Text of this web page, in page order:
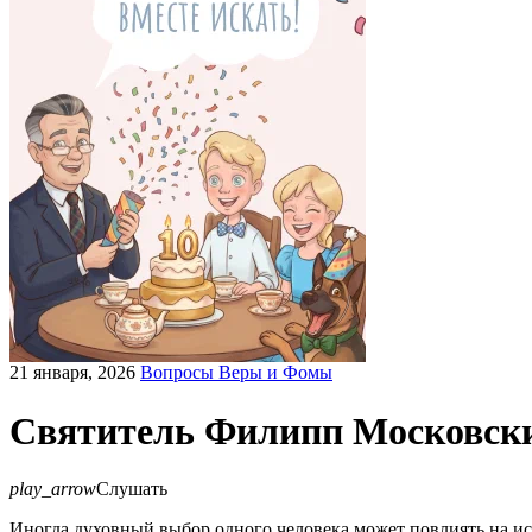
21 января, 2026 Вопросы Веры и Фомы
Святитель Филипп
play_arrowСлушать